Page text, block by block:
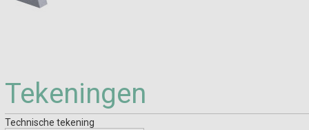
Tekeningen
Technische tekening